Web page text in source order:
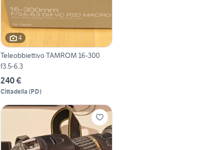
4
Teleobbiettivo TAMROM 16-300
f3.5-6.3
240 €
Cittadella (PD)